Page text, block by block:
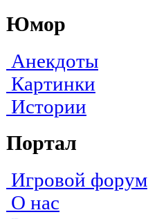
Юмор
Анекдоты
Картинки
Истории
Портал
Игровой форум
О нас